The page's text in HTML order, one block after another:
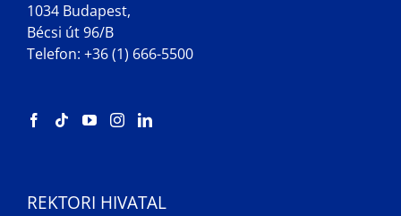
1034 Budapest,
Bécsi út 96/B
Telefon: +36 (1) 666-5500
REKTORI HIVATAL